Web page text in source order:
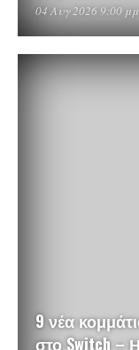
04 Αυγ 2026 9:00 μμ
9 νέα
στο Switch –